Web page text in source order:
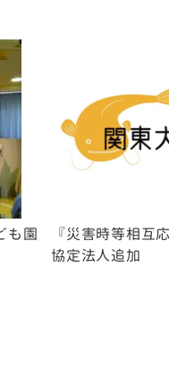
も園
『災害時等相互
協定法人追加